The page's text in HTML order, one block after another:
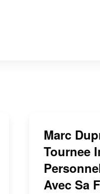
Marc
Tournee
Avec Sa